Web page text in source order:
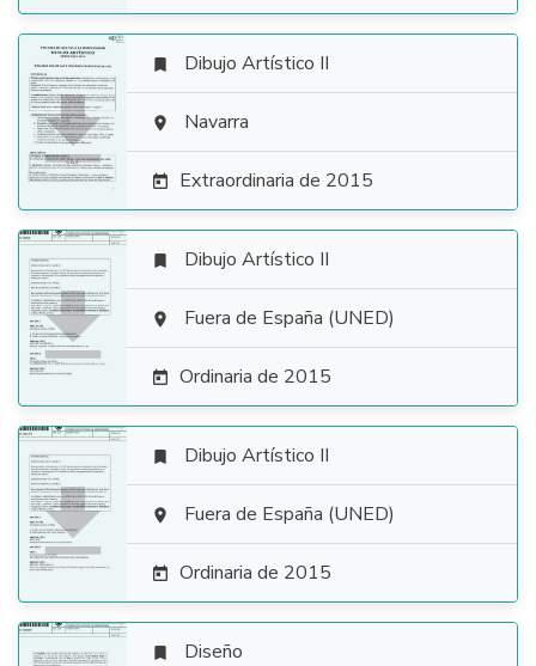

 Dibujo Artístico II
 Navarra
 Extraordinaria de 2015

 Dibujo Artístico II
 Fuera de España (UNED)
 Ordinaria de 2015

 Dibujo Artístico II
 Fuera de España (UNED)
 Ordinaria de 2015
 Diseño